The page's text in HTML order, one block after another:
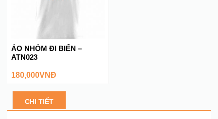
ÁO NHÓM ĐI BIỂN –
ATN023
180,000VNĐ
CHI TIẾT